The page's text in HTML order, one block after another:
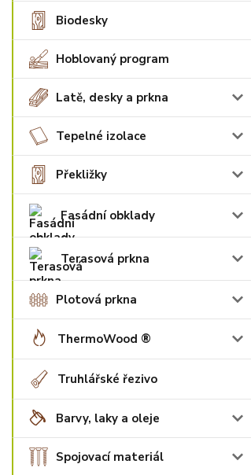
Biodesky
Hoblovaný program
Latě, desky a prkna
Tepelné izolace
Překližky
Fasádní obklady
Terasová prkna
Plotová prkna
ThermoWood ®
Truhlářské řezivo
Barvy, laky a oleje
Spojovací materiál